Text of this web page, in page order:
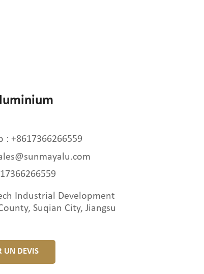
: +8617366266559
Industrial Development
Suqian City, Jiangsu
UN DEVIS